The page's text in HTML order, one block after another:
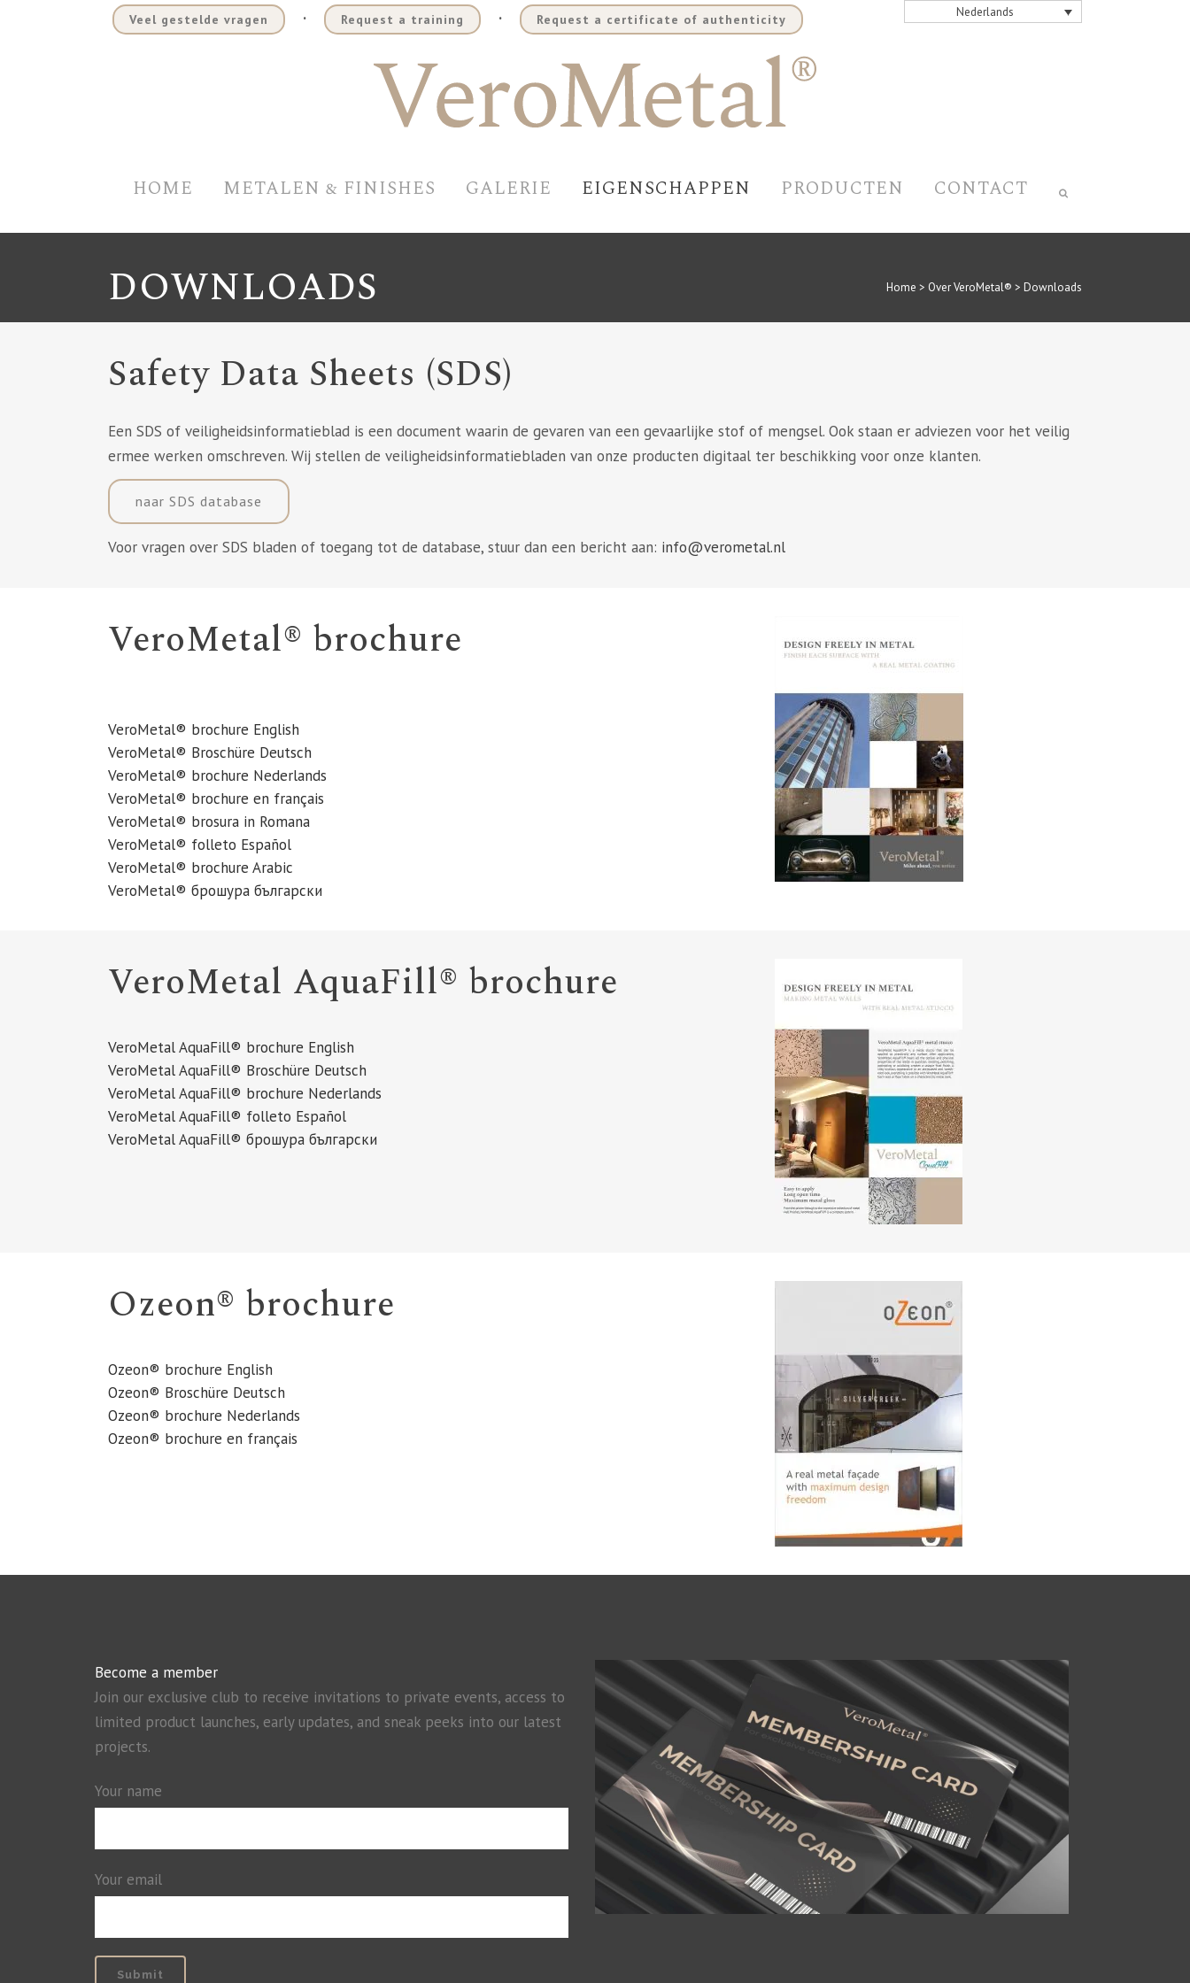
Veel gestelde vragen . Request a training . Request a certificate of authenticity Nederlands
HOME METALEN & FINISHES GALERIE EIGENSCHAPPEN PRODUCTEN CONTACT
DOWNLOADS Home > Over VeroMetal® > Downloads
Safety Data Sheets (SDS)
Een SDS of veiligheidsinformatieblad is een document waarin de gevaren van een gevaarlijke stof of mengsel. Ook staan er adviezen voor het veilig
ermee werken omschreven. Wij stellen de veiligheidsinformatiebladen van onze producten digitaal ter beschikking voor onze klanten.
naar SDS database
Voor vragen over SDS bladen of toegang tot de database, stuur dan een bericht aan: info@verometal.nl
VeroMetal® brochure
VeroMetal® brochure English
VeroMetal® Broschüre Deutsch
VeroMetal® brochure Nederlands
VeroMetal® brochure en français
VeroMetal® brosura in Romana
VeroMetal® folleto Español
VeroMetal® brochure Arabic
VeroMetal® брошура български
VeroMetal AquaFill® brochure
VeroMetal AquaFill® brochure English
VeroMetal AquaFill® Broschüre Deutsch
VeroMetal AquaFill® brochure Nederlands
VeroMetal AquaFill® folleto Español
VeroMetal AquaFill® брошура български
Ozeon® brochure
Ozeon® brochure English
Ozeon® Broschüre Deutsch
Ozeon® brochure Nederlands
Ozeon® brochure en français
Become a member
Join our exclusive club to receive invitations to private events, access to
limited product launches, early updates, and sneak peeks into our latest
projects.
Your name
Your email